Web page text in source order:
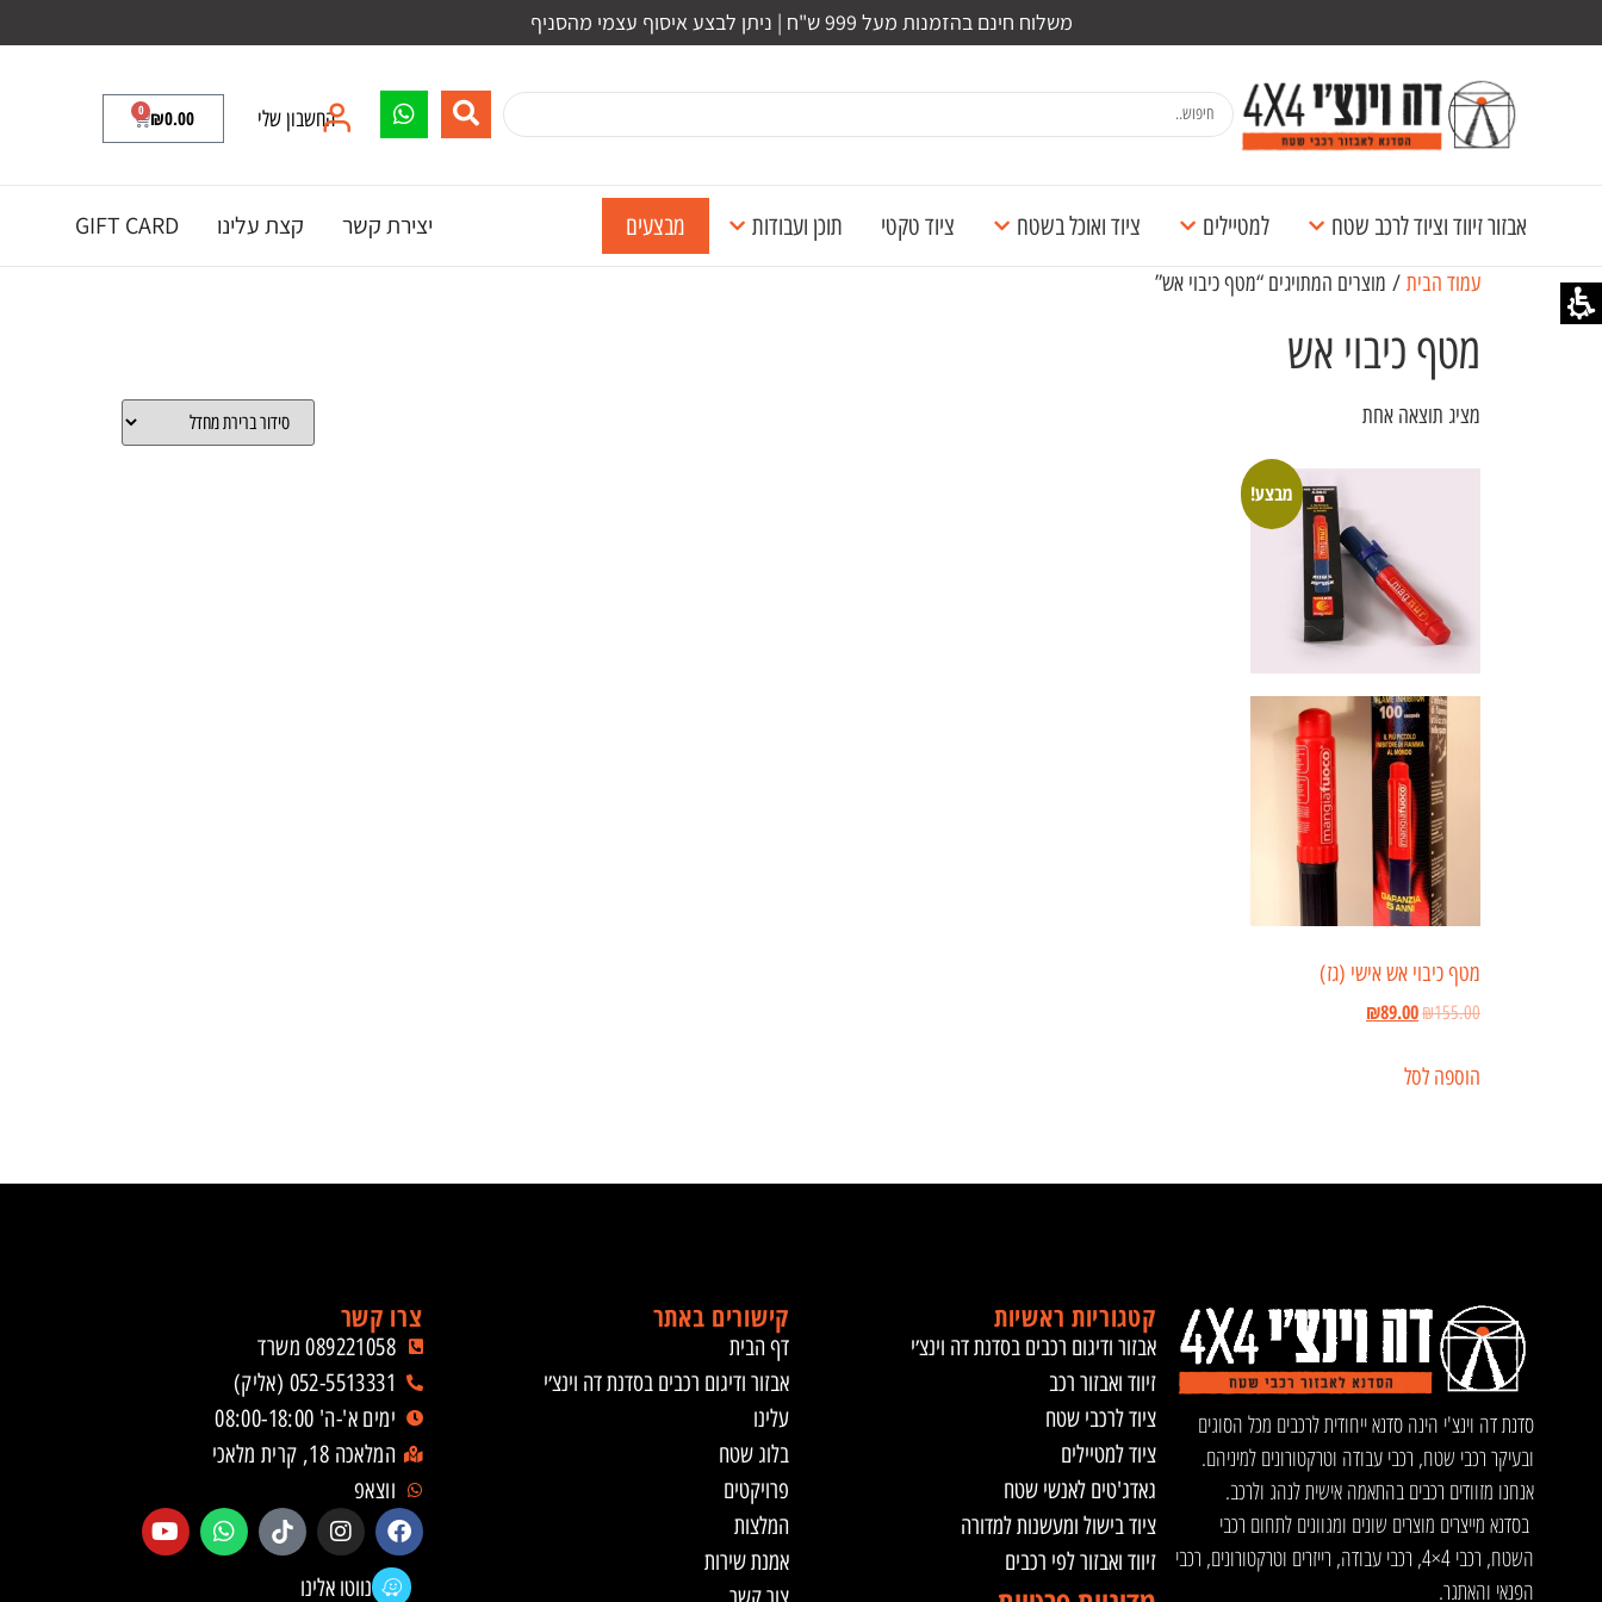
משלוח חינם בהזמנות מעל 999 ש"ח | ניתן לבצע איסוף עצמי מהסניף
החשבון שלי ₪0.00
0
אבזור זיווד וציוד לרכב שטח למטיילים ציוד ואוכל בשטח ציוד טקטי תוכן ועבודות מבצעים יצירת קשר קצת עלינו GIFT CARD
עמוד הבית / מוצרים המתויגים “מטף כיבוי אש”
מטף כיבוי אש
מציג תוצאה אחת
מבצע!
מטף כיבוי אש אישי (גז)
₪155.00
₪89.00
הוספה לסל
סדנת דה וינצ'י הינה סדנא ייחודית לרכבים מכל הסוגים
ובעיקר רכבי שטח, רכבי עבודה וטרקטורונים למיניהם.
אנחנו מזוודים רכבים בהתאמה אישית לנהג ולרכב.
בסדנא מייצרים מוצרים שונים ומגוונים לתחום רכבי
השטח, רכבי 4×4, רכבי עבודה, רייזרים וטרקטורונים, רכבי
הפנאי והאתגר.
קטגוריות ראשיות
אבזור ודיגום רכבים בסדנת דה וינצ׳י
זיווד ואבזור רכב
ציוד לרכבי שטח
ציוד למטיילים
גאדג'טים לאנשי שטח
ציוד בישול ומעשנות למדורה
זיווד ואבזור לפי רכבים
קישורים באתר
דף הבית
אבזור ודיגום רכבים בסדנת דה וינצ׳י
עלינו
בלוג שטח
פרויקטים
המלצות
אמנת שירות
צרו קשר
089221058 משרד
052-5513331 (אליק)
ימים א'-ה' 08:00-18:00
המלאכה 18, קרית מלאכי
ווצאפ
נווטו אלינו